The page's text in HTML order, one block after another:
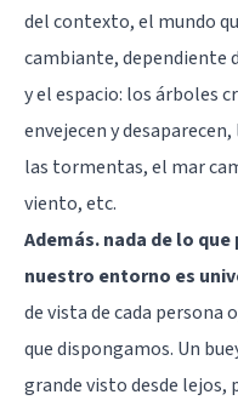
del contexto, el mundo
cambiante, dependiente
y el espacio: los árboles
envejecen y
las tormentas, el mar
viento, etc.
Además. nada de lo
nuestro entorno es
de vista de cada persona
que dispongamos. Un
grande visto desde lejos,